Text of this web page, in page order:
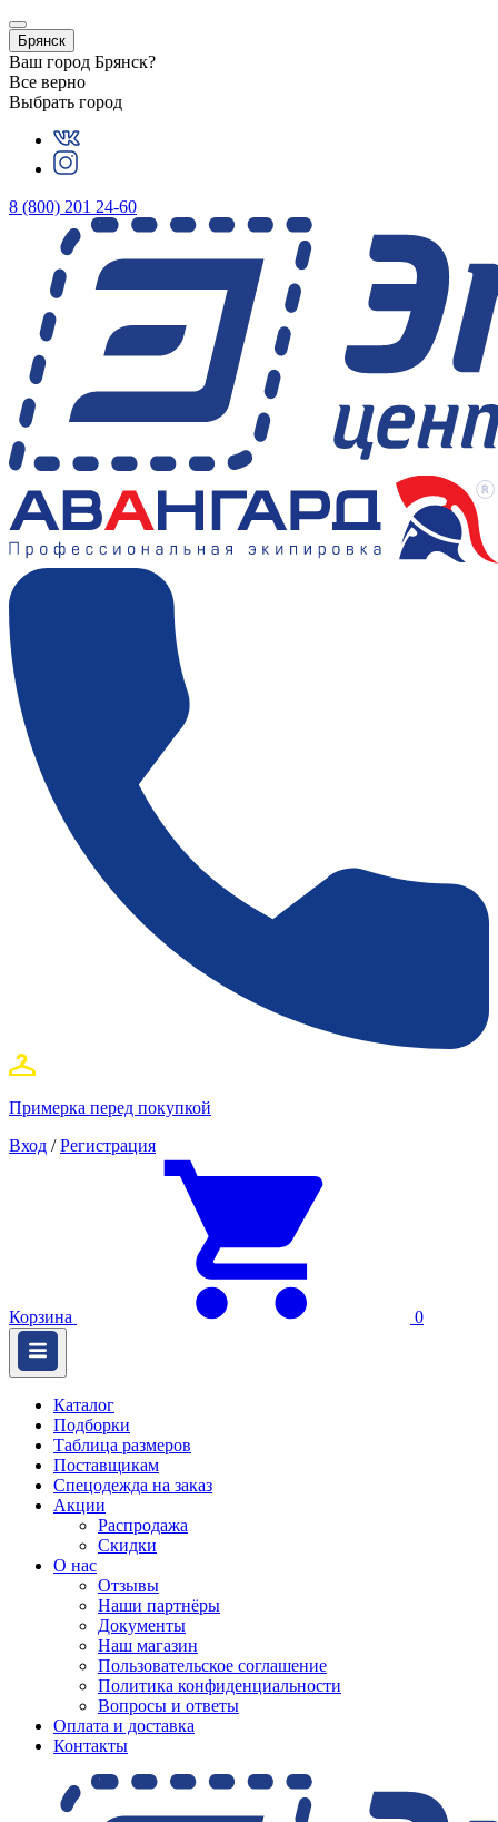
Брянск
Ваш город Брянск?
Все верно
Выбрать город
8 (800) 201 24-60
Примерка перед покупкой
Вход / Регистрация
Корзина 0
Каталог
Подборки
Таблица размеров
Поставщикам
Спецодежда на заказ
Акции
Распродажа
Скидки
О нас
Отзывы
Наши партнёры
Документы
Наш магазин
Пользовательское соглашение
Политика конфиденциальности
Вопросы и ответы
Оплата и доставка
Контакты